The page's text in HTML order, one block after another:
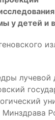
у детей и
лучевой